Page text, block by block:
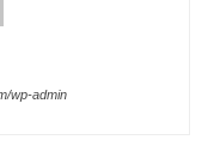
wp-admin